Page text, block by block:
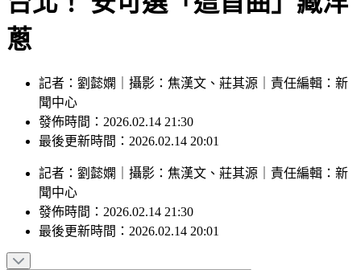
蔥
記者：劉懿嫻｜攝影：焦漢文、莊其源｜責任編輯：新
聞中心
發佈時間：2026.02.14 21:30
最後更新時間：2026.02.14 20:01
記者 ： 劉懿嫻 攝影 ： 焦漢文、莊其源 責任編輯 ： 新
聞中心
發佈時間： 2026.02.14 21:30
最後更新時間： 2026.02.14 20:01